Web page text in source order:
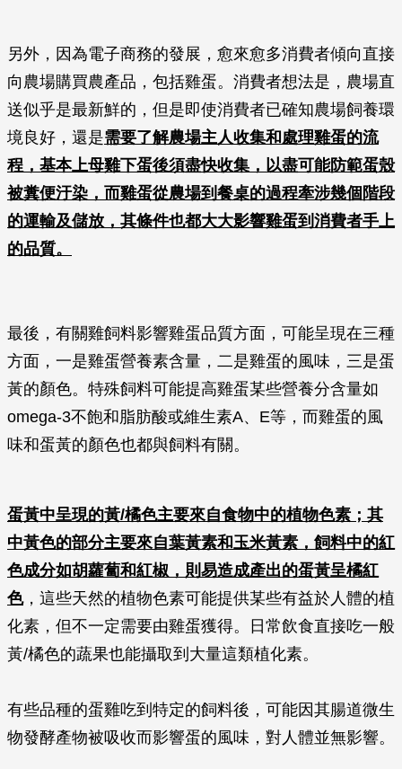
另外，因為電子商務的發展，愈來愈多消費者傾向直接
向農場購買農產品，包括雞蛋。消費者想法是，農場直
送似乎是最新鮮的，但是即使消費者已確知農場飼養環
境良好，還是需要了解農場主人收集和處理雞蛋的流
程，基本上母雞下蛋後須盡快收集，以盡可能防範蛋殼
被糞便汙染，而雞蛋從農場到餐桌的過程牽涉幾個階段
的運輸及儲放，其條件也都大大影響雞蛋到消費者手上
的品質。
最後，有關雞飼料影響雞蛋品質方面，可能呈現在三種
方面，一是雞蛋營養素含量，二是雞蛋的風味，三是蛋
黃的顏色。特殊飼料可能提高雞蛋某些營養分含量如
omega-3不飽和脂肪酸或維生素A、E等，而雞蛋的風
味和蛋黃的顏色也都與飼料有關。
蛋黃中呈現的黃/橘色主要來自食物中的植物色素；其
中黃色的部分主要來自葉黃素和玉米黃素，飼料中的紅
色成分如胡蘿蔔和紅椒，則易造成產出的蛋黃呈橘紅
色，這些天然的植物色素可能提供某些有益於人體的植
化素，但不一定需要由雞蛋獲得。日常飲食直接吃一般
黃/橘色的蔬果也能攝取到大量這類植化素。
有些品種的蛋雞吃到特定的飼料後，可能因其腸道微生
物發酵產物被吸收而影響蛋的風味，對人體並無影響。